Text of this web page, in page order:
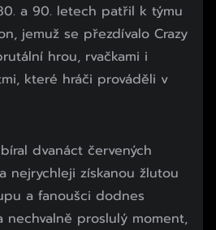
a 90. letech patřil k týmu
jemuž se přezdívalo Crazy
hrou, rvačkami i
které hráči prováděli v
dvanáct červených
nejrychleji získanou žlutou
a fanoušci dodnes
nechvalně proslulý moment,